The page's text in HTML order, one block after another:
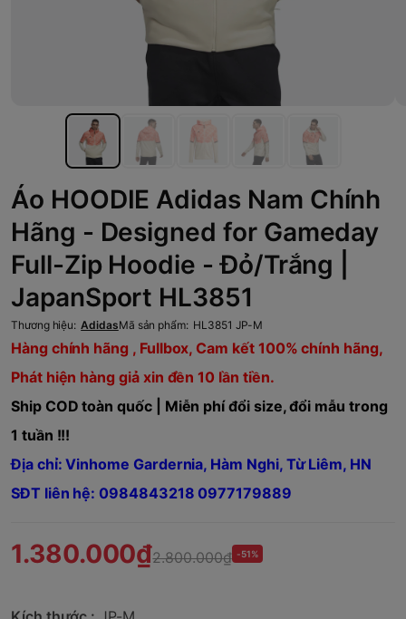
Áo HOODIE Adidas Nam Chính
Hãng - Designed for Gameday
Full-Zip Hoodie - Đỏ/Trắng |
JapanSport HL3851
Thương hiệu: AdidasMã sản phẩm: HL3851 JP-M
Hàng chính hãng , Fullbox, Cam kết 100% chính hãng,
Phát hiện hàng giả xin đền 10 lần tiền.
Ship COD toàn quốc | Miễn phí đổi size, đổi mẫu trong
1 tuần !!!
Địa chỉ: Vinhome Gardernia, Hàm Nghi, Từ Liêm, HN
SĐT liên hệ: 0984843218 0977179889
1.380.000₫2.800.000₫ -51%